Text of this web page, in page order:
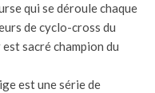
qui se déroule chaque
de cyclo-cross du
sacré champion du
est une série de